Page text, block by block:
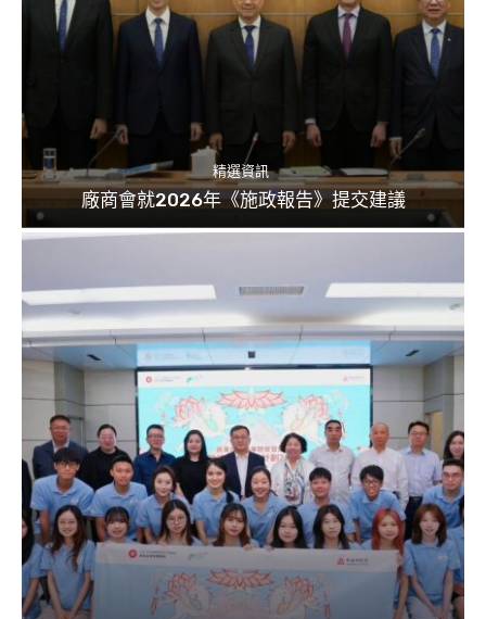
精選資訊
廠商會就2026年《施政報告》提交建議